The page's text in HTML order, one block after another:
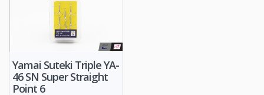
Yamai Suteki Triple YA-
46 SN Super Straight
Point 6